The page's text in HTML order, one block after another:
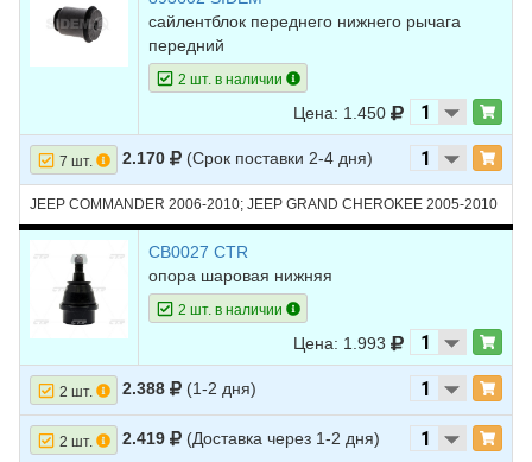
JEEP
GRAND
Turbocharged
GRAND
CHEROKEE
2009
23 JEEP
GRAND
CHEROKEE
2009 V8 4.7L
24 JEEP
GRAND
2009 V8 5.7L
JEEP
GRAND
CHEROKEE
JEEP
GRAND
CHEROKEE
2008
Turbocharged
27 JEEP
CHEROKEE
28 JEEP
GRAND
2008 V8 4.7L
сайлентблок переднего нижнего рычага
передний
2 шт. в наличии
Цена: 1.450
7 шт. 2.170 (Срок поставки 2-4 дня)
JEEP COMMANDER 2006-2010; JEEP GRAND CHEROKEE 2005-2010
CB0027 CTR
опора шаровая нижняя
2 шт. в наличии
Цена: 1.993
2 шт. 2.388 (1-2 дня)
2 шт. 2.419 (Доставка через 1-2 дня)